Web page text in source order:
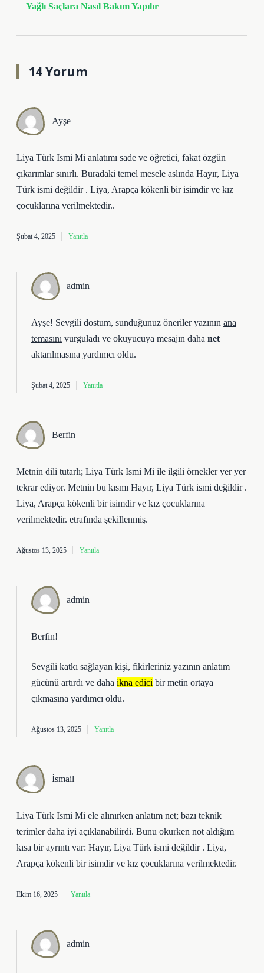
Yağlı Saçlara Nasıl Bakım Yapılır
14 Yorum
Ayşe
Liya Türk Ismi Mi anlatımı sade ve öğretici, fakat özgün
çıkarımlar sınırlı. Buradaki temel mesele aslında Hayır, Liya
Türk ismi değildir . Liya, Arapça kökenli bir isimdir ve kız
çocuklarına verilmektedir..
Şubat 4, 2025 Yanıtla
admin
Ayşe! Sevgili dostum, sunduğunuz öneriler yazının ana
temasını vurguladı ve okuyucuya mesajın daha net
aktarılmasına yardımcı oldu.
Şubat 4, 2025 Yanıtla
Berfin
Metnin dili tutarlı; Liya Türk Ismi Mi ile ilgili örnekler yer yer
tekrar ediyor. Metnin bu kısmı Hayır, Liya Türk ismi değildir .
Liya, Arapça kökenli bir isimdir ve kız çocuklarına
verilmektedir. etrafında şekillenmiş.
Ağustos 13, 2025 Yanıtla
admin
Berfin!
Sevgili katkı sağlayan kişi, fikirleriniz yazının anlatım
gücünü artırdı ve daha ikna edici bir metin ortaya
çıkmasına yardımcı oldu.
Ağustos 13, 2025 Yanıtla
İsmail
Liya Türk Ismi Mi ele alınırken anlatım net; bazı teknik
terimler daha iyi açıklanabilirdi. Bunu okurken not aldığım
kısa bir ayrıntı var: Hayır, Liya Türk ismi değildir . Liya,
Arapça kökenli bir isimdir ve kız çocuklarına verilmektedir.
Ekim 16, 2025 Yanıtla
admin